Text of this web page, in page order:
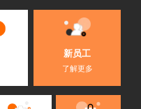
新员工
了解更多